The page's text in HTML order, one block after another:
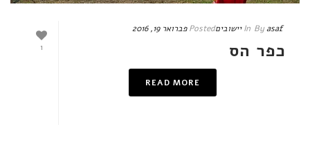
1
Byasaf
In יישוביםPosted פברואר 19, 2016
כפר הס
READ MORE